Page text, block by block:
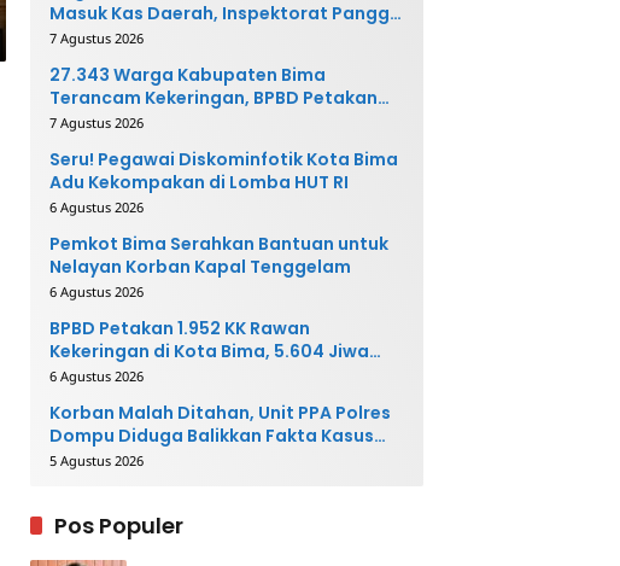
Masuk Kas Daerah, Inspektorat Panggil
Pihak Terkait
7 Agustus 2026
27.343 Warga Kabupaten Bima
Terancam Kekeringan, BPBD Petakan
40 Desa Rawan
7 Agustus 2026
Seru! Pegawai Diskominfotik Kota Bima
Adu Kekompakan di Lomba HUT RI
6 Agustus 2026
Pemkot Bima Serahkan Bantuan untuk
Nelayan Korban Kapal Tenggelam
6 Agustus 2026
BPBD Petakan 1.952 KK Rawan
Kekeringan di Kota Bima, 5.604 Jiwa
Berpotensi Terdampak
6 Agustus 2026
Korban Malah Ditahan, Unit PPA Polres
Dompu Diduga Balikkan Fakta Kasus
Penganiayaan
5 Agustus 2026
Pos Populer